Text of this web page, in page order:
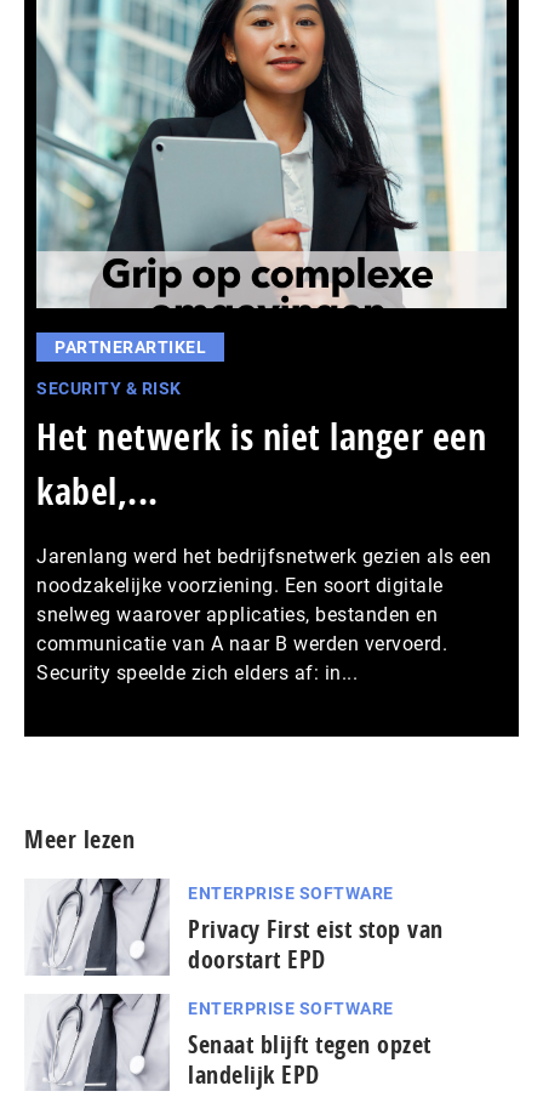
PARTNERARTIKEL
SECURITY & RISK
Het netwerk is niet langer een
kabel,...
Jarenlang werd het bedrijfsnetwerk gezien als een
noodzakelijke voorziening. Een soort digitale
snelweg waarover applicaties, bestanden en
communicatie van A naar B werden vervoerd.
Security speelde zich elders af: in...
Meer lezen
ENTERPRISE SOFTWARE
Privacy First eist stop van
doorstart EPD
ENTERPRISE SOFTWARE
Senaat blijft tegen opzet
landelijk EPD